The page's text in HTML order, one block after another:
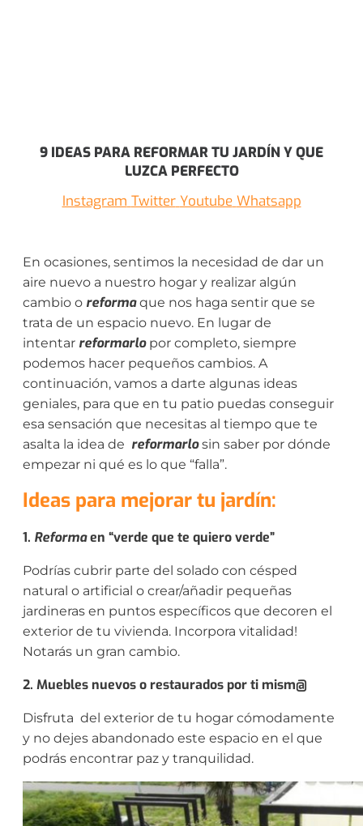
9 IDEAS PARA REFORMAR TU JARDÍN Y QUE
LUZCA PERFECTO
Instagram Twitter Youtube Whatsapp
En ocasiones, sentimos la necesidad de dar un
aire nuevo a nuestro hogar y realizar algún
cambio o reformaque nos haga sentir que se
trata de un espacio nuevo. En lugar de
intentar reformarlopor completo, siempre
podemos hacer pequeños cambios. A
continuación, vamos a darte algunas ideas
geniales, para que en tu patio puedas conseguir
esa sensación que necesitas al tiempo que te
asalta la idea de reformarlosin saber por dónde
empezar ni qué es lo que “falla”.
Ideas para mejorar tu jardín:
1. Reformaen “verde que te quiero verde”
Podrías cubrir parte del solado con césped
natural o artificial o crear/añadir pequeñas
jardineras en puntos específicos que decoren el
exterior de tu vivienda. Incorpora vitalidad!
Notarás un gran cambio.
2. Muebles nuevos o restaurados por ti mism@
Disfruta del exterior de tu hogar cómodamente
y no dejes abandonado este espacio en el que
podrás encontrar paz y tranquilidad.